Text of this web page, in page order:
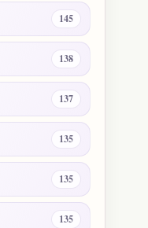
145
138
137
135
135
135